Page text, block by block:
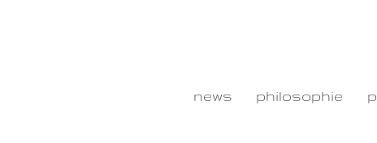
news philosophie